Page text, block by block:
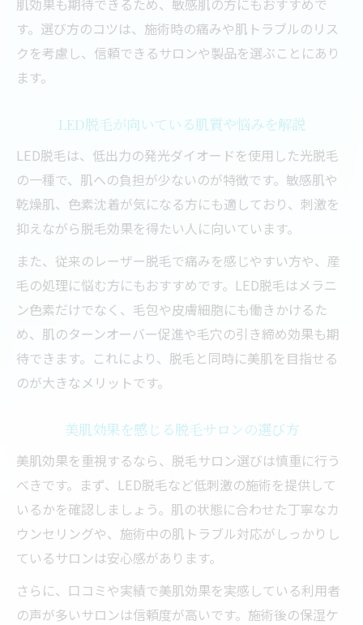
肌効果も期待できるため、敏感肌の方にもおすすめで
す。選び方のコツは、施術時の痛みや肌トラブルのリス
クを考慮し、信頼できるサロンや製品を選ぶことにあり
ます。
LED脱毛が向いている肌質や悩みを解説
LED脱毛は、低出力の発光ダイオードを使用した光脱毛
の一種で、肌への負担が少ないのが特徴です。敏感肌や
乾燥肌、色素沈着が気になる方にも適しており、刺激を
抑えながら脱毛効果を得たい人に向いています。
また、従来のレーザー脱毛で痛みを感じやすい方や、産
毛の処理に悩む方にもおすすめです。LED脱毛はメラニ
ン色素だけでなく、毛包や皮膚細胞にも働きかけるた
め、肌のターンオーバー促進や毛穴の引き締め効果も期
待できます。これにより、脱毛と同時に美肌を目指せる
のが大きなメリットです。
美肌効果を感じる脱毛サロンの選び方
美肌効果を重視するなら、脱毛サロン選びは慎重に行う
べきです。まず、LED脱毛など低刺激の施術を提供して
いるかを確認しましょう。肌の状態に合わせた丁寧なカ
ウンセリングや、施術中の肌トラブル対応がしっかりし
ているサロンは安心感があります。
さらに、口コミや実績で美肌効果を実感している利用者
の声が多いサロンは信頼度が高いです。施術後の保湿ケ